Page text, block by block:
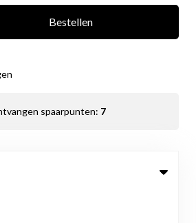
Bestellen
spaarpunten: 7